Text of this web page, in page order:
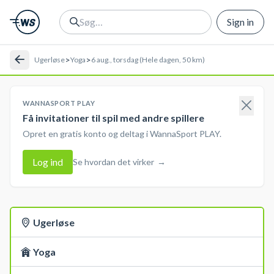
Sign in
Ugerløse>Yoga >6 aug., torsdag (Hele dagen, 50 km)
WANNASPORT PLAY
Få invitationer til spil med andre spillere
Opret en gratis konto og deltag i WannaSport PLAY.
Log ind Se hvordan det virker →
Ugerløse
Yoga